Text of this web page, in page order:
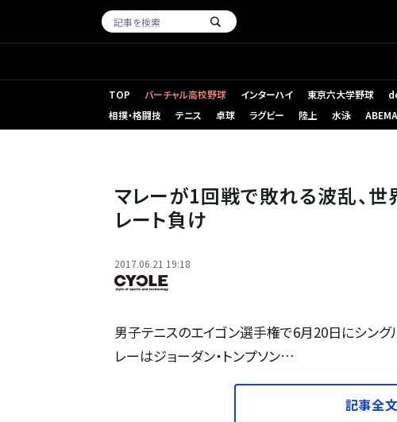
TOP バーチャル高校野球 インターハイ 東京六大学野球
相撲・格闘技
テニス 卓球 ラグビー 陸上 水泳 ABEMA
マレーが1回戦で敗れる波乱、世
レート負け
2017.06.21 19:18
男子テニスのエイゴン選手権で6月20日にシング
レーはジョーダン・トンプソン…
記事全